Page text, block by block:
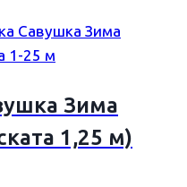
Зима
1,25 м)